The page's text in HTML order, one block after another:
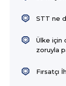
STT ne
Ülke için
zoruyla
Fırsatçı